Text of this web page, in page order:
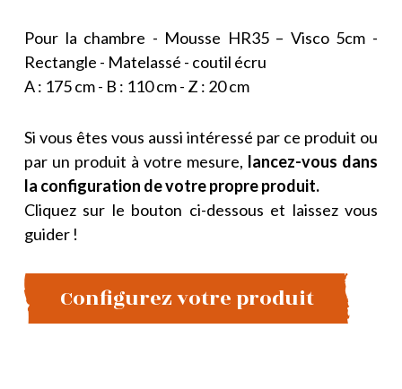
Pour la chambre - Mousse HR35 – Visco 5cm -
Rectangle - Matelassé - coutil écru
A : 175 cm - B : 110 cm - Z : 20 cm
Si vous êtes vous aussi intéressé par ce produit ou
par un produit à votre mesure, lancez-vous dans
la configuration de votre propre produit.
Cliquez sur le bouton ci-dessous et laissez vous
guider !
Configurez votre produit